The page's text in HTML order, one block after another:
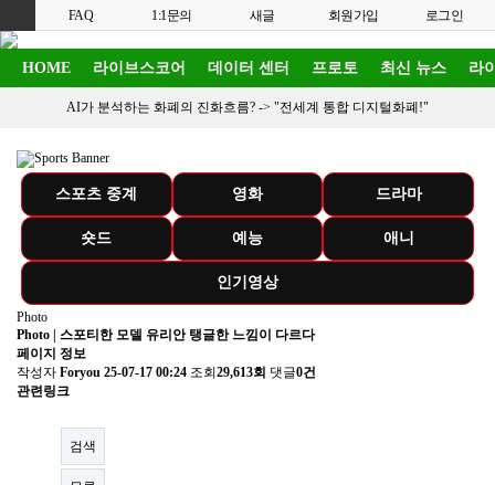
FAQ 1:1문의 새글 회원가입 로그인
HOME 라이브스코어 데이터 센터 프로토 최신 뉴스 라
AI가 분석하는 화폐의 진화흐름? -> "전세계 통합 디지털화폐!"
스포츠 중계 영화 드라마
숏드 예능 애니
인기영상
Photo
Photo | 스포티한 모델 유리안 탱글한 느낌이 다르다
페이지 정보
작성자 Foryou 25-07-17 00:24 조회 29,613회 댓글0건
관련링크
검색